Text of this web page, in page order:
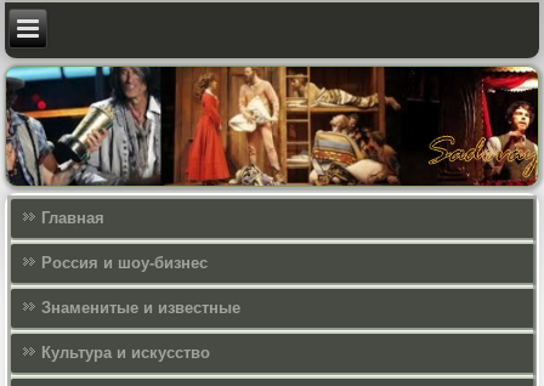
Главная
Россия и шоу-бизнес
Знаменитые и известные
Культура и искусcтво